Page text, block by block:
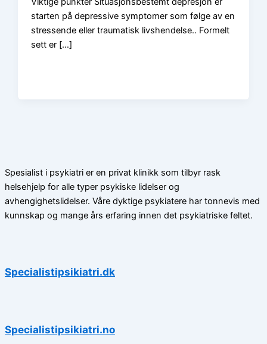
starten på depressive symptomer som følge av en
stressende eller traumatisk livshendelse.. Formelt
sett er […]
Spesialist i psykiatri er en privat klinikk som tilbyr rask
helsehjelp for alle typer psykiske lidelser og
avhengighetslidelser. Våre dyktige psykiatere har tonnevis med
kunnskap og mange års erfaring innen det psykiatriske feltet.
Specialistipsikiatri.dk
Specialistipsikiatri.no